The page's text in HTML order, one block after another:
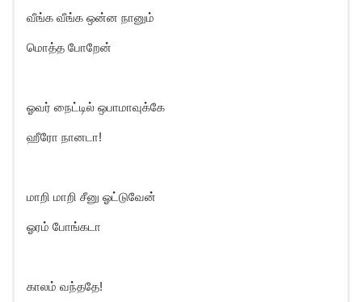
வீங்க வீங்க ஒன்ன நானும்
மொத்த போறேன்
ஓவர் நைட்டில் ஒபாமாவுக்கே
ஹீரோ நானடா!
மாறி மாறி சீனு ஓட்டுவேன்
ஓரம் போங்கடா
காலம் வந்ததே!